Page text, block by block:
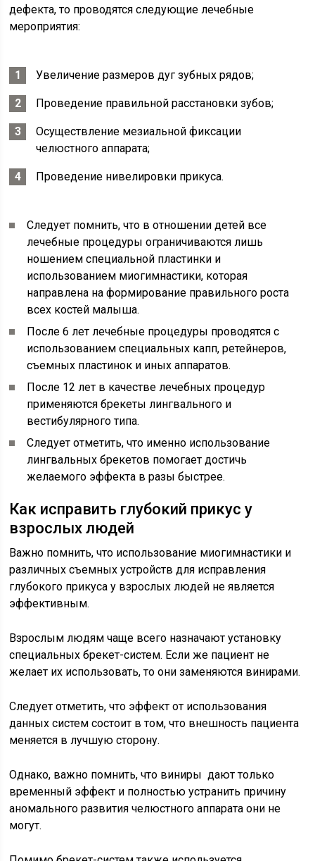
дефекта, то проводятся следующие лечебные
мероприятия:
Увеличение размеров дуг зубных рядов;
Проведение правильной расстановки зубов;
Осуществление мезиальной фиксации
челюстного аппарата;
Проведение нивелировки прикуса.
Следует помнить, что в отношении детей все
лечебные процедуры ограничиваются лишь
ношением специальной пластинки и
использованием миогимнастики, которая
направлена на формирование правильного роста
всех костей малыша.
После 6 лет лечебные процедуры проводятся с
использованием специальных капп, ретейнеров,
съемных пластинок и иных аппаратов.
После 12 лет в качестве лечебных процедур
применяются брекеты лингвального и
вестибулярного типа.
Следует отметить, что именно использование
лингвальных брекетов помогает достичь
желаемого эффекта в разы быстрее.
Как исправить глубокий прикус у
взрослых людей
Важно помнить, что использование миогимнастики и
различных съемных устройств для исправления
глубокого прикуса у взрослых людей не является
эффективным.
Взрослым людям чаще всего назначают установку
специальных брекет-систем. Если же пациент не
желает их использовать, то они заменяются винирами.
Следует отметить, что эффект от использования
данных систем состоит в том, что внешность пациента
меняется в лучшую сторону.
Однако, важно помнить, что виниры дают только
временный эффект и полностью устранить причину
аномального развития челюстного аппарата они не
могут.